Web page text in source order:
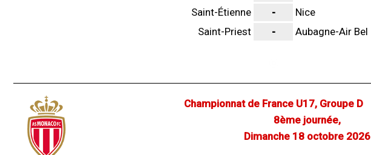
Saint-Étienne
-
Nice
Saint-Priest
- Aubagne-Air Bel
Championnat de France U17, Groupe D
8ème journée,
Dimanche 18 octobre 2026